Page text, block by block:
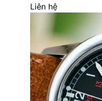
Liên hệ